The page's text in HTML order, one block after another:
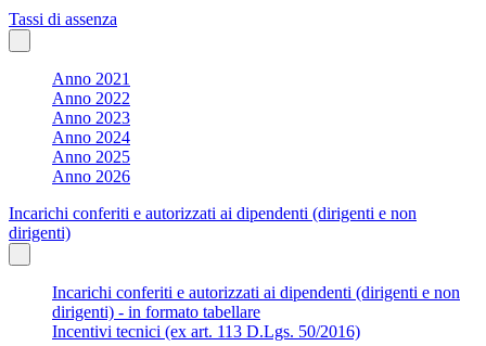
Tassi di assenza
Anno 2021
Anno 2022
Anno 2023
Anno 2024
Anno 2025
Anno 2026
Incarichi conferiti e autorizzati ai dipendenti (dirigenti e non
dirigenti)
Incarichi conferiti e autorizzati ai dipendenti (dirigenti e non
dirigenti) - in formato tabellare
Incentivi tecnici (ex art. 113 D.Lgs. 50/2016)